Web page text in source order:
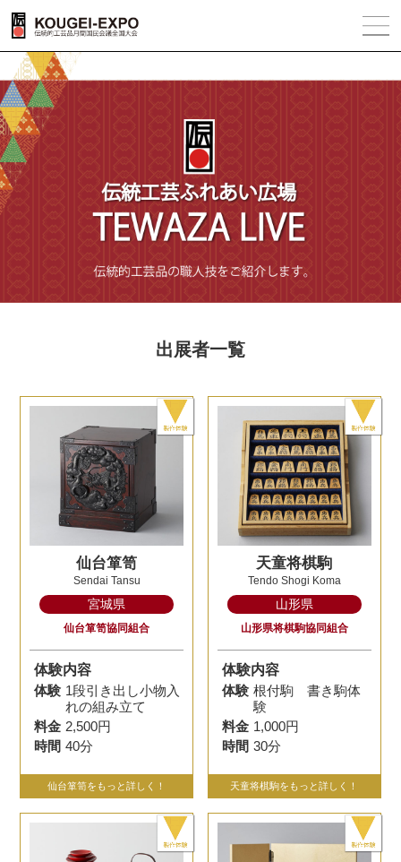
出展者一覧
仙台箪笥
Sendai Tansu
宮城県
仙台箪笥協同組合
体験内容
体験 1段引き出し小物入
れの組み立て
料金 2,500円
時間 40分
仙台箪笥をもっと詳しく！
天童将棋駒
Tendo Shogi Koma
山形県
山形県将棋駒協同組合
体験内容
体験 根付駒 書き駒体
験
料金 1,000円
時間 30分
天童将棋駒をもっと詳しく！